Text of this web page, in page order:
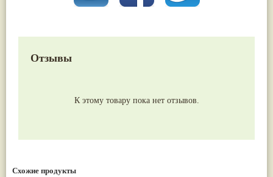
Отзывы
К этому товару пока нет отзывов.
Схожие продукты